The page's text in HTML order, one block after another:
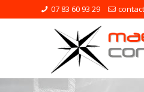
07 83 60 93 29